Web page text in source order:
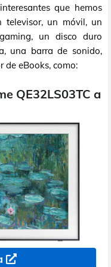
interesantes que hemos
televisor, un móvil, un
un disco duro
una barra de sonido,
de eBooks, como:
QE32LS03TC a